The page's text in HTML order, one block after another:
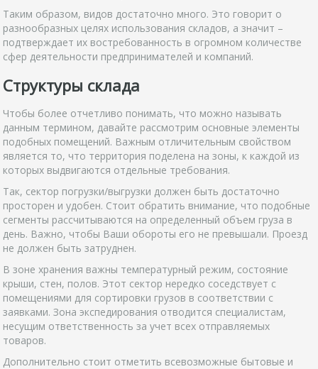
Таким образом, видов достаточно много. Это говорит о
разнообразных целях использования складов, а значит –
подтверждает их востребованность в огромном количестве
сфер деятельности предпринимателей и компаний.
Структуры склада
Чтобы более отчетливо понимать, что можно называть
данным термином, давайте рассмотрим основные элементы
подобных помещений. Важным отличительным свойством
является то, что территория поделена на зоны, к каждой из
которых выдвигаются отдельные требования.
Так, сектор погрузки/выгрузки должен быть достаточно
просторен и удобен. Стоит обратить внимание, что подобные
сегменты рассчитываются на определенный объем груза в
день. Важно, чтобы Ваши обороты его не превышали. Проезд
не должен быть затруднен.
В зоне хранения важны температурный режим, состояние
крыши, стен, полов. Этот сектор нередко соседствует с
помещениями для сортировки грузов в соответствии с
заявками. Зона экспедирования отводится специалистам,
несущим ответственность за учет всех отправляемых
товаров.
Дополнительно стоит отметить всевозможные бытовые и